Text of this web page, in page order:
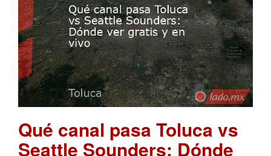
Qué canal pasa Toluca vs
Seattle Sounders: Dónde